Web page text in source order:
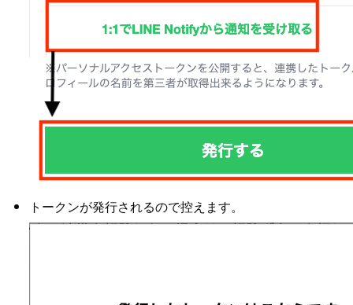
トークンが発行されるので控えます。